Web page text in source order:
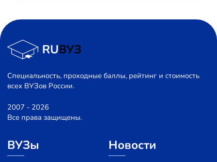
Специальность, проходные баллы, рейтинг и стоимость
всех ВУЗов России.
2007 - 2026
Все права защищены.
ВУЗы Новости